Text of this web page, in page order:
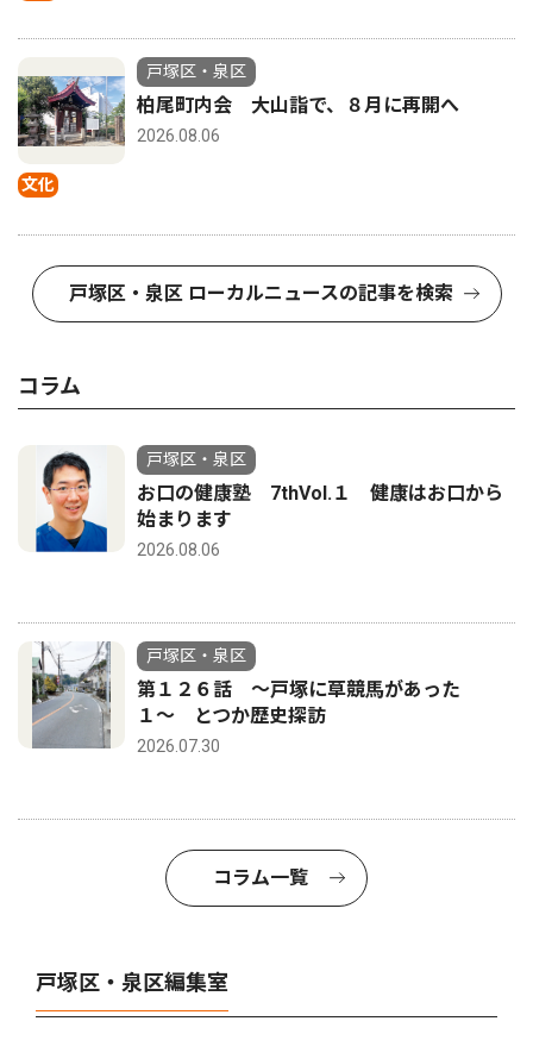
文化
戸塚区・泉区
柏尾町内会 大山詣で、８月に再開へ
2026.08.06
戸塚区・泉区 ローカルニュースの記事を検索
コラム
戸塚区・泉区
お口の健康塾 7thVol.１ 健康はお口から
始まります
2026.08.06
戸塚区・泉区
第１２６話 〜戸塚に草競馬があった
１〜 とつか歴史探訪
2026.07.30
コラム一覧
戸塚区・泉区編集室